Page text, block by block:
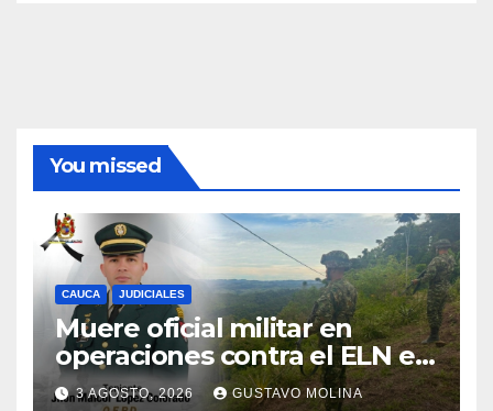
You missed
CAUCA JUDICIALES
Muere oficial militar en
operaciones contra el ELN en
el sur del Cauca
3 AGOSTO, 2026 GUSTAVO MOLINA